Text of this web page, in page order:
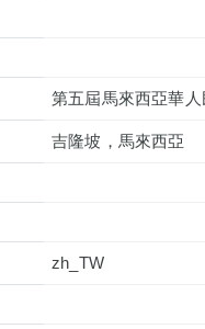
第五屆馬來西亞華
吉隆坡，馬來西亞
zh_TW